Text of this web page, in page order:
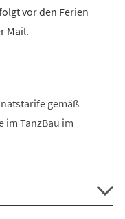
vor den Ferien
Mail.
gemäß
im TanzBau im